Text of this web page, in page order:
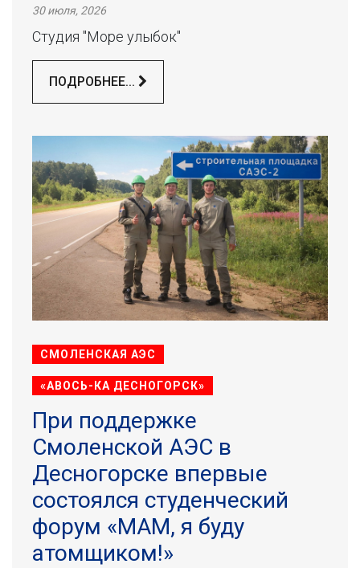
30 июля, 2026
Студия "Море улыбок"
ПОДРОБНЕЕ...
СМОЛЕНСКАЯ АЭС
«АВОСЬ-КА ДЕСНОГОРСК»
При поддержке
Смоленской АЭС в
Десногорске впервые
состоялся студенческий
форум «МАМ, я буду
атомщиком!»